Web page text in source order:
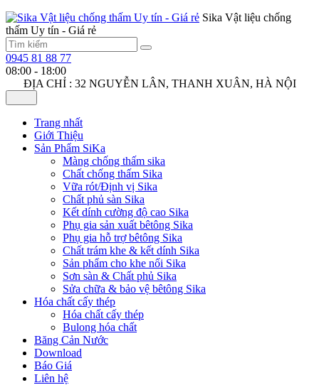
Sika Vật liệu chống
thấm Uy tín - Giá rẻ
0945 81 88 77
08:00 - 18:00
ĐỊA CHỈ : 32 NGUYỄN LÂN, THANH XUÂN, HÀ NỘI
Trang nhất
Giới Thiệu
Sản Phẩm SiKa
Màng chống thấm sika
Chất chống thấm Sika
Vữa rót/Định vị Sika
Chất phủ sàn Sika
Kết dính cường độ cao Sika
Phụ gia sản xuất bêtông Sika
Phụ gia hỗ trợ bêtông Sika
Chất trám khe & kết dính Sika
Sản phẩm cho khe nối Sika
Sơn sàn & Chất phủ Sika
Sửa chữa & bảo vệ bêtông Sika
Hóa chất cấy thép
Hóa chất cấy thép
Bulong hóa chất
Băng Cản Nước
Download
Báo Giá
Liên hệ